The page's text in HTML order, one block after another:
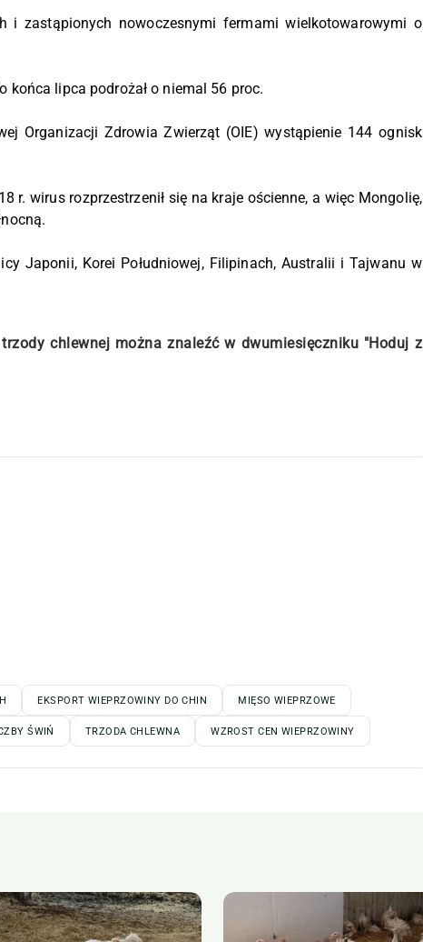
i zastąpionych nowoczesnymi fermami wielkotowarowymi o
lipca podrożał o niemal 56 proc.
Organizacji Zdrowia Zwierząt (OIE) wystąpienie 144 ognisk
r. wirus rozprzestrzenił się na kraje ościenne, a więc Mongolię,
Japonii, Korei Południowej, Filipinach, Australii i Tajwanu w
chlewnej można znaleźć w dwumiesięczniku "Hoduj z
EKSPORT WIEPRZOWINY DO CHIN MIĘSO WIEPRZOWE
ŚWIŃ TRZODA CHLEWNA WZROST CEN WIEPRZOWINY